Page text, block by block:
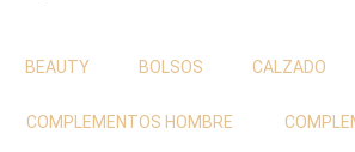
BEAUTY BOLSOS CALZADO
COMPLEMENTOS HOMBRE